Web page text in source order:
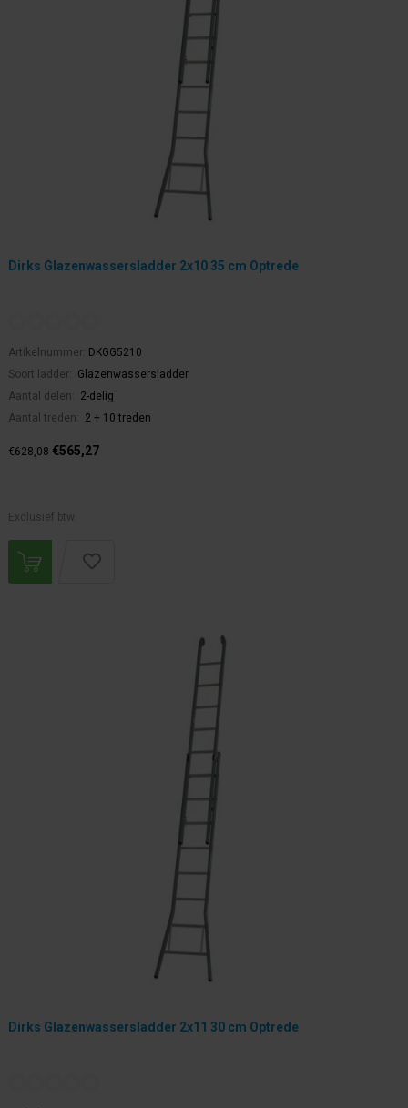
Dirks Glazenwassersladder 2x10 35 cm Optrede
Artikelnummer: DKGG5210
Soort ladder:
Glazenwassersladder
Aantal delen:
2-delig
Aantal treden:
2 + 10 treden
€628,08 €565,27
Exclusief btw.
Dirks Glazenwassersladder 2x11 30 cm Optrede